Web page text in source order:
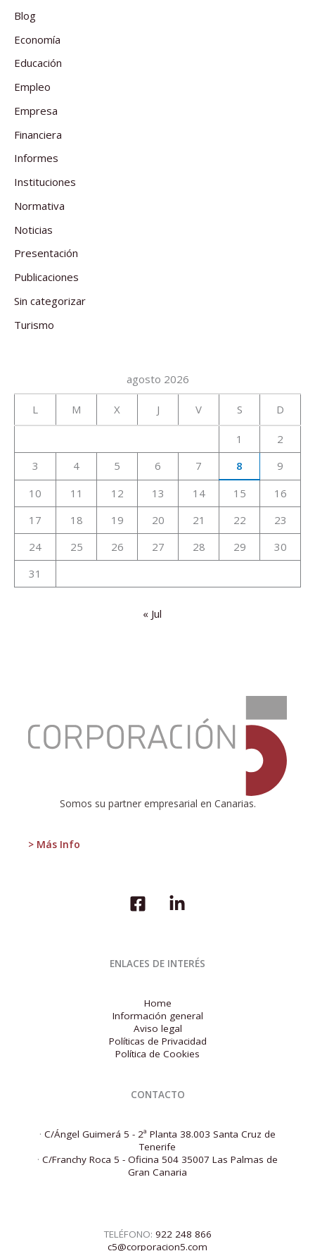
Blog
Economía
Educación
Empleo
Empresa
Financiera
Informes
Instituciones
Normativa
Noticias
Presentación
Publicaciones
Sin categorizar
Turismo
agosto 2026
L M X J V S D
1
2
3
4 5 6 7 8
9
10
11 12 13 14 15
16
17
18 19 20 21 22
23
24
25 26 27 28 29
30
31
« Jul
Somos su partner empresarial en Canarias.
> Más Info
IRRACIONAL
JUGAR
ENLACES DE INTERÉS
Home
Información general
Aviso legal
Políticas de Privacidad
Política de Cookies
CONTACTO
· C/Ángel Guimerá 5 - 2ª Planta 38.003 Santa Cruz de
Tenerife
· C/Franchy Roca 5 - Oficina 504 35007 Las Palmas de
Gran Canaria
TELÉFONO: 922 248 866
c5@corporacion5.com